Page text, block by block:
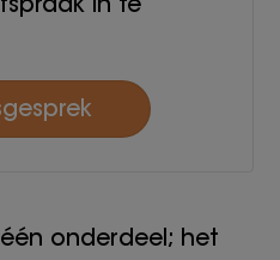
onderdeel; het